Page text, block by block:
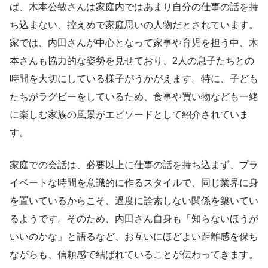
ば、木本公敏さんは家庭内ではあまり自分の仕事の話を持
ち込まない、控えめで家庭思いの人物だとされています。
家では、内田さんが中心となって家事や育児を担う中、木
本さんも協力的な姿勢を見せており、2人の息子たちとの
時間を大切にしている様子がうかがえます。特に、子ども
たちがラグビーをしているため、食事や買い物なども一緒
に楽しむ家族の風景がエピソードとして紹介されていま
す。
家庭での会話は、必要以上に仕事の話を持ち込まず、プラ
イベートな時間を意識的に作るスタイルで、同じ業界に身
を置いているからこそ、過度に詮索しない関係を築いてい
るようです。そのため、内田さん自身も「知らないほうが
いいのかな」と語るなど、お互いにほどよい距離感を保ち
ながらも、信頼感で結ばれていることが伝わってきます。